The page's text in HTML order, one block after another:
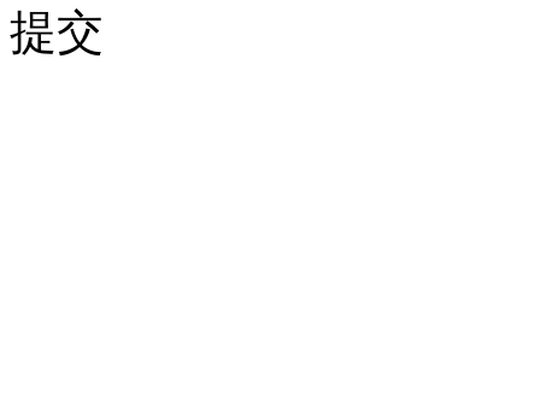
提交